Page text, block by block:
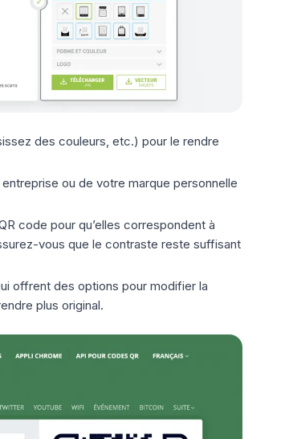
des couleurs, etc.) pour le rendre
ou de votre marque personnelle
code pour qu’elles correspondent à
vous que le contraste reste suffisant
offrent des options pour modifier la
plus original.